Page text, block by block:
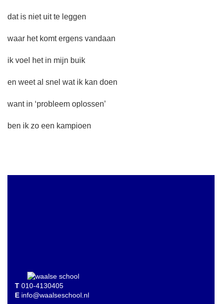
dat is niet uit te leggen
waar het komt ergens vandaan
ik voel het in mijn buik
en weet al snel wat ik kan doen
want in ‘probleem oplossen’
ben ik zo een kampioen
T 010-4130405
E info@waalseschool.nl